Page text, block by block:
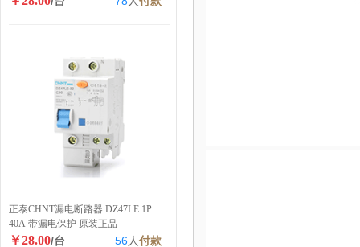
正泰CHNT漏电断路器 DZ47LE 1P
40A 带漏电保护 原装正品
￥28.00/台 56人付款